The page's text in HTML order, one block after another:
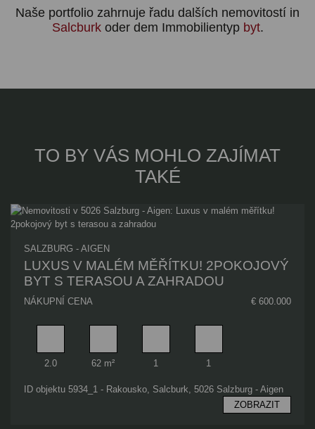
Naše portfolio zahrnuje řadu dalších nemovitostí in
Salcburkoder dem Immobilientyp byt.
TO BY VÁS MOHLO ZAJÍMAT
TAKÉ
SALZBURG - AIGEN
LUXUS V MALÉM MĚŘÍTKU! 2POKOJOVÝ
BYT S TERASOU A ZAHRADOU
NÁKUPNÍ CENA € 600.000
Pokoj
2.0
Obytný prostor
62 m²
Koupelna
1
Ložnice
1
ID objektu 5934_1 - Rakousko, Salcburk, 5026 Salzburg - Aigen
ZOBRAZIT